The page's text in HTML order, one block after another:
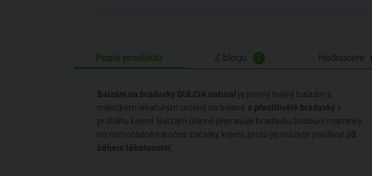
Popis produktu Z blogu 1 Hodnocení
Balzám na bradavky DULCIA natural je jemný hojivý balzám s
měsíčkem lékařským určený na bolavé a přecitlivělé bradavky v
průběhu kojení. Balzám účinně připravuje bradavku budoucí maminky
na mimořádně náročné začátky kojení, proto jej můžete používat již
během těhotenství.